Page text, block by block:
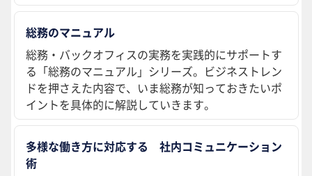
総務のマニュアル
総務・バックオフィスの実務を実践的にサポートす
る「総務のマニュアル」シリーズ。ビジネストレン
ドを押さえた内容で、いま総務が知っておきたいポ
イントを具体的に解説していきます。
多様な働き方に対応する 社内コミュニケーション
術